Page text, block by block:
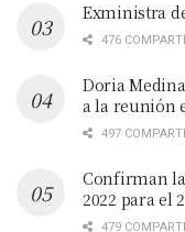
Exministra
476
Doria
a la reunión
497
Confirman
2022 para el
479